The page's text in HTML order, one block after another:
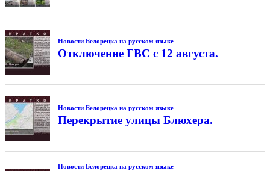
Новости Белорецка на русском языке
Отключение ГВС с 12 августа.
Новости Белорецка на русском языке
Перекрытие улицы Блюхера.
Новости Белорецка на русском языке